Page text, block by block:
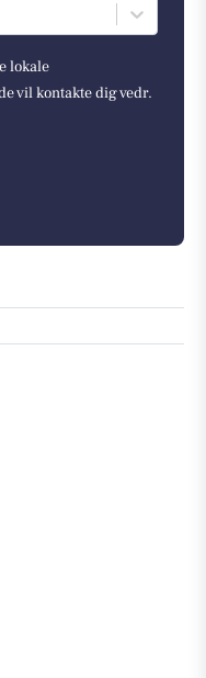
lokale
vil kontakte dig vedr.